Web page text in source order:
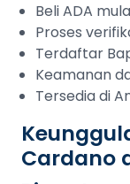
Beli ADA
Proses
Terdaftar
Keamanan
Tersedia di
Cardano